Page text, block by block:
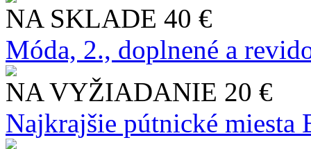
NA SKLADE 40 €
Móda, 2., doplnené a
NA VYŽIADANIE 20 €
Najkrajšie pútnické miesta